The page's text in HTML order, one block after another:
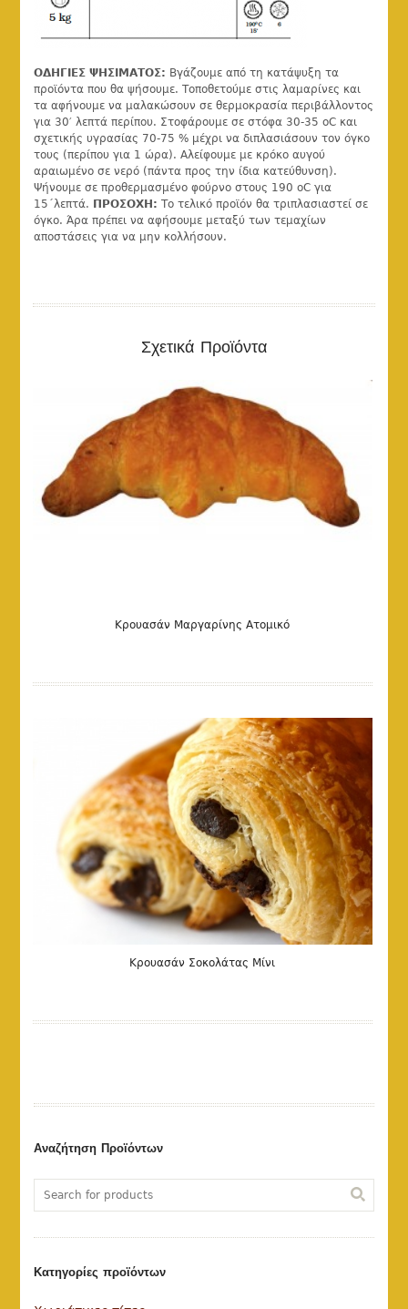
ΟΔΗΓΙΕΣ ΨΗΣΙΜΑΤΟΣ: Βγάζουμε από τη κατάψυξη τα
προϊόντα που θα ψήσουμε. Τοποθετούμε στις λαμαρίνες και
τα αφήνουμε να μαλακώσουν σε θερμοκρασία περιβάλλοντος
για 30′ λεπτά περίπου. Στοφάρουμε σε στόφα 30-35 οC και
σχετικής υγρασίας 70-75 % μέχρι να διπλασιάσουν τον όγκο
τους (περίπου για 1 ώρα). Αλείφουμε με κρόκο αυγού
αραιωμένο σε νερό (πάντα προς την ίδια κατεύθυνση).
Ψήνουμε σε προθερμασμένο φούρνο στους 190 οC για
15΄λεπτά. ΠΡΟΣΟΧΗ: Το τελικό προϊόν θα τριπλασιαστεί σε
όγκο. Άρα πρέπει να αφήσουμε μεταξύ των τεμαχίων
αποστάσεις για να μην κολλήσουν.
Σχετικά Προϊόντα
Κρουασάν Μαργαρίνης Ατομικό
DETAILS
Κρουασάν Σοκολάτας Μίνι
Αναζήτηση Προϊόντων
Κατηγορίες προϊόντων